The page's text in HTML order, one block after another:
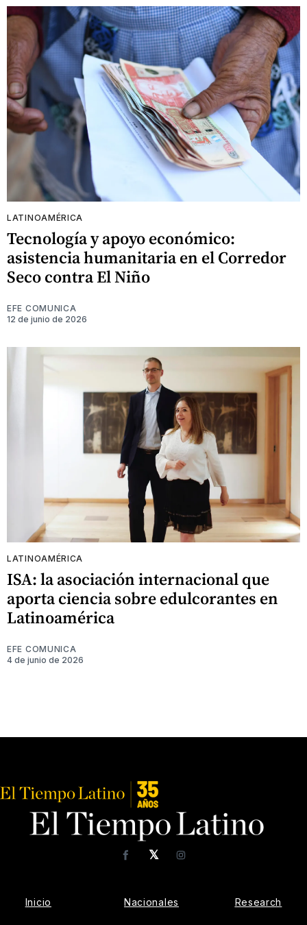
LATINOAMÉRICA
Tecnología y apoyo económico:
asistencia humanitaria en el Corredor
Seco contra El Niño
EFE COMUNICA
12 de junio de 2026
LATINOAMÉRICA
ISA: la asociación internacional que
aporta ciencia sobre edulcorantes en
Latinoamérica
EFE COMUNICA
4 de junio de 2026
𝕏
FacebookInstagram
Inicio Nacionales Research